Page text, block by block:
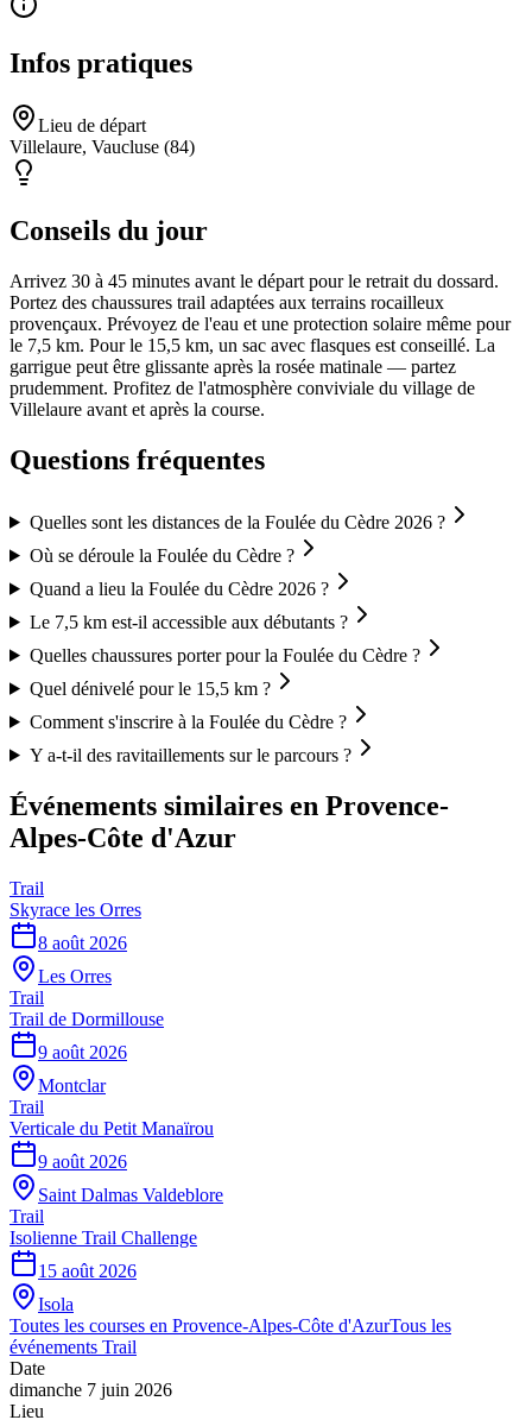
Infos pratiques
Lieu de départ
Villelaure, Vaucluse (84)
Conseils du jour
Arrivez 30 à 45 minutes avant le départ pour le retrait du dossard.
Portez des chaussures trail adaptées aux terrains rocailleux
provençaux. Prévoyez de l'eau et une protection solaire même pour
le 7,5 km. Pour le 15,5 km, un sac avec flasques est conseillé. La
garrigue peut être glissante après la rosée matinale — partez
prudemment. Profitez de l'atmosphère conviviale du village de
Villelaure avant et après la course.
Questions fréquentes
Quelles sont les distances de la Foulée du Cèdre 2026 ?
Où se déroule la Foulée du Cèdre ?
Quand a lieu la Foulée du Cèdre 2026 ?
Le 7,5 km est-il accessible aux débutants ?
Quelles chaussures porter pour la Foulée du Cèdre ?
Quel dénivelé pour le 15,5 km ?
Comment s'inscrire à la Foulée du Cèdre ?
Y a-t-il des ravitaillements sur le parcours ?
Événements similaires en Provence-
Alpes-Côte d'Azur
Trail
Skyrace les Orres
8 août 2026
Les Orres
Trail
Trail de Dormillouse
9 août 2026
Montclar
Trail
Verticale du Petit Manaïrou
9 août 2026
Saint Dalmas Valdeblore
Trail
Isolienne Trail Challenge
15 août 2026
Isola
Toutes les courses en Provence-Alpes-Côte d'AzurTous les
événements Trail
Date
dimanche 7 juin 2026
Lieu